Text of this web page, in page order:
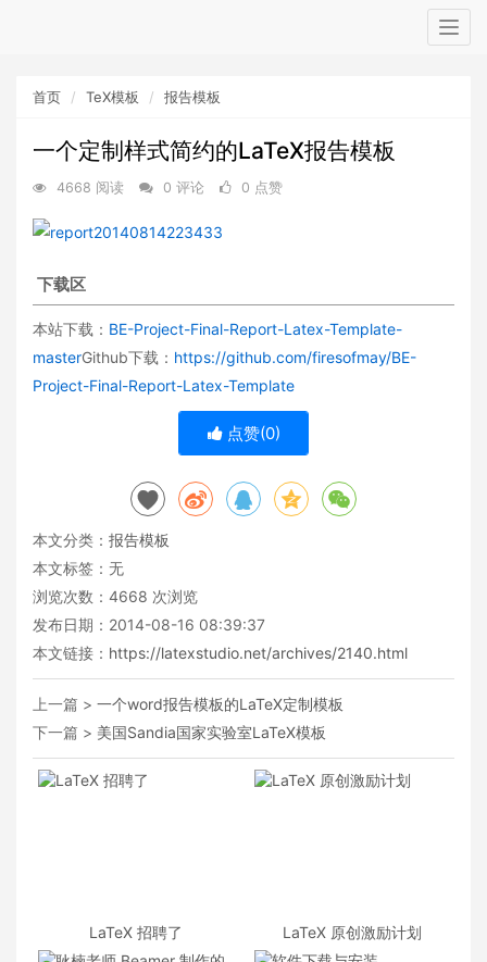
首页 TeX模板 报告模板
一个定制样式简约的LaTeX报告模板
4668 阅读 0 评论 0 点赞
下载区
本站下载： BE-Project-Final-Report-Latex-Template-
masterGithub下载： https://github.com/firesofmay/BE-
Project-Final-Report-Latex-Template
点赞(0)
本文分类： 报告模板
本文标签：无
浏览次数： 4668 次浏览
发布日期：2014-08-16 08:39:37
本文链接： https://latexstudio.net/archives/2140.html
上一篇 > 一个word报告模板的LaTeX定制模板
下一篇 > 美国Sandia国家实验室LaTeX模板
LaTeX 招聘了 LaTeX 原创激励计划